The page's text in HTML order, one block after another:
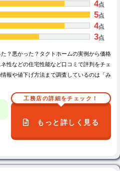
4点
5点
4点
3点
？悪かった？タクトホームの実例から価格
性などの住宅性能など口コミで評判をチェ
報や値下げ方法まで調査しているのは「み
工務店の詳細をチェック！
もっと詳しく見る